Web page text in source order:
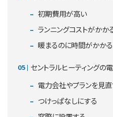
初期費用が高い
ランニングコストがかか
暖まるのに時間がかかる
セントラルヒーティングの
電力会社やプランを見
つけっぱなしにする